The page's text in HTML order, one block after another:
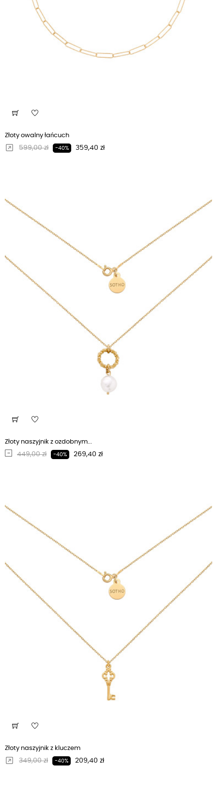
Złoty owalny łańcuch
Regularna cena
599,00 zł -40% Cena
359,40 zł
Złoty naszyjnik z ozdobnym...
Regularna cena
449,00 zł -40% Cena
269,40 zł
Złoty naszyjnik z kluczem
Regularna cena
349,00 zł -40% Cena
209,40 zł